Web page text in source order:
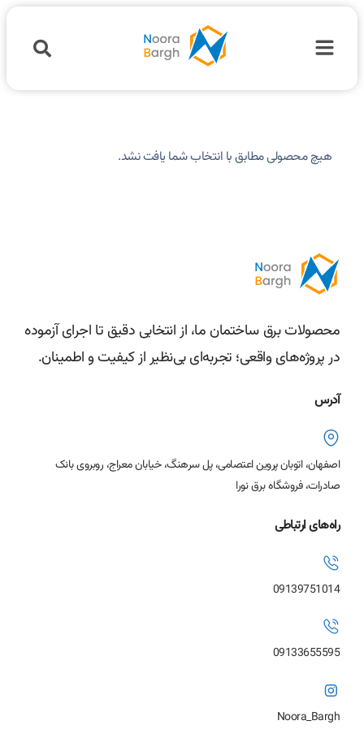
هیچ محصولی مطابق با انتخاب شما یافت نشد.
محصولات برق ساختمان ما، از انتخابی دقیق تا اجرای آزموده
در پروژه‌های واقعی؛ تجربه‌ای بی‌نظیر از کیفیت و اطمینان.
آدرس
اصفهان، اتوبان پروین اعتصامی، پل سرهنگ، خیابان معراج، روبروی بانک
صادرات، فروشگاه برق نورا
راه‌های ارتباطی
09139751014
09133655595
Noora_Bargh